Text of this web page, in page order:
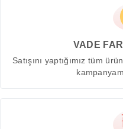
VADE
Satışını yaptığımız tüm